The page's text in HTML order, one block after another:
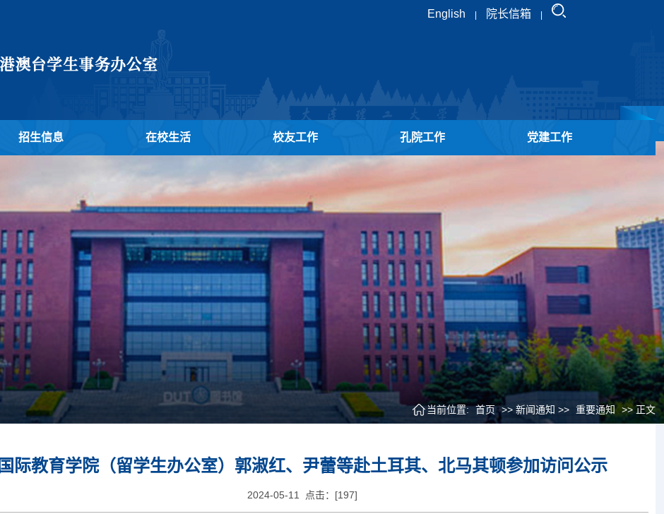
English 院长信箱
招生信息 在校生活 校友工作 孔院工作 党建工作
当前位置: 首页 >> 新闻通知 >> 重要通知 >> 正文
国际教育学院（留学生办公室）郭淑红、尹蕾等赴土耳其、北马其顿参加访问公示
2024-05-11 点击：[197]